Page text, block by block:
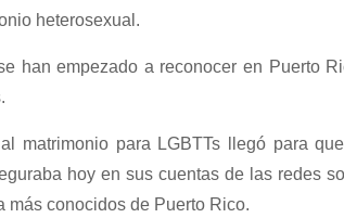
heterosexual.
han empezado a reconocer en Puerto
matrimonio para LGBTTs llegó para
hoy en sus cuentas de las redes
más conocidos de Puerto Rico.